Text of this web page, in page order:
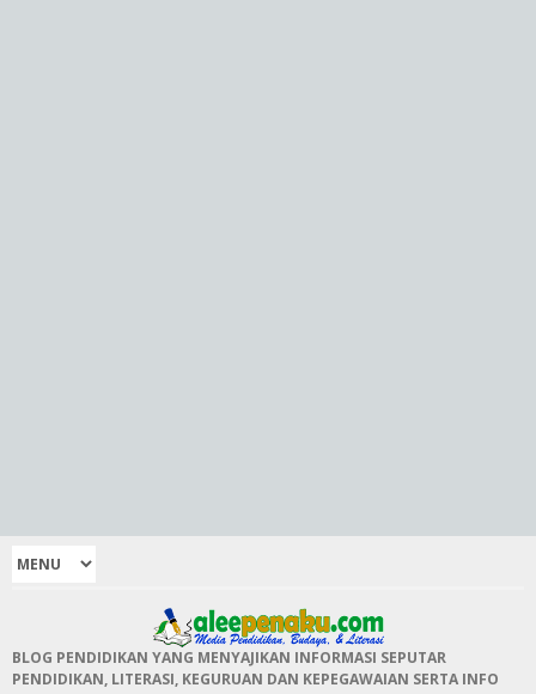
BLOG PENDIDIKAN YANG MENYAJIKAN INFORMASI SEPUTAR
PENDIDIKAN, LITERASI, KEGURUAN DAN KEPEGAWAIAN SERTA INFO